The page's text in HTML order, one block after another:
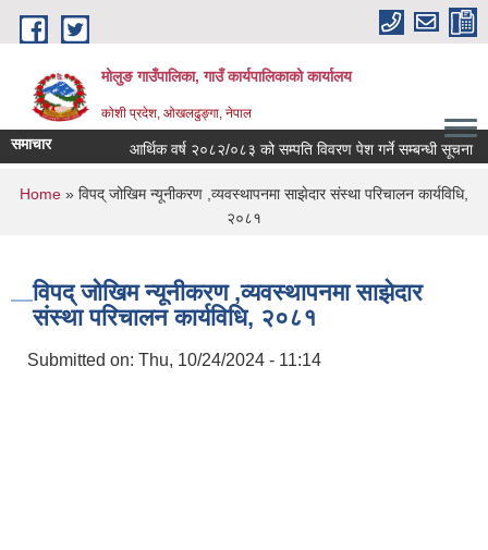
Skip to main content
मोलुङ गाउँपालिका, गाउँ कार्यपालिकाको कार्यालय
कोशी प्रदेश, ओखलढुङ्गा, नेपाल
समाचार आर्थिक वर्ष २०८२/०८३ को सम्पति विवरण पेश गर्ने सम्बन्धी सूचना
You are here
Home » विपद् जोखिम न्यूनीकरण ,व्यवस्थापनमा साझेदार संस्था परिचालन कार्यविधि,
२०८१
विपद् जोखिम न्यूनीकरण ,व्यवस्थापनमा साझेदार
संस्था परिचालन कार्यविधि, २०८१
Submitted on: Thu, 10/24/2024 - 11:14